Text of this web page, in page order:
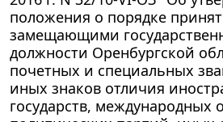
положения о порядке
замещающими
должности Оренбургской
почетных и специальных
иных знаков отличия
государств, международных